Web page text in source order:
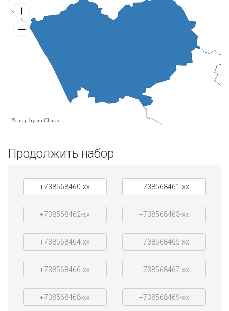
JS map by amCharts
Продолжить набор
+738568460-xx +738568461-xx
+738568462-xx +738568463-xx
+738568464-xx +738568465-xx
+738568466-xx +738568467-xx
+738568468-xx +738568469-xx